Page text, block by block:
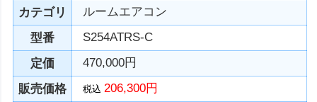
カテゴリ
ルームエアコン
型番
S254ATRS-C
定価
470,000円
販売価格
税込206,300円